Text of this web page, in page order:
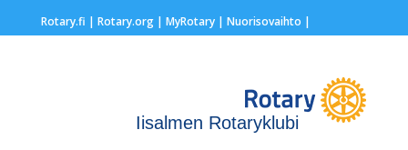
Rotary.fi | Rotary.org| MyRotary | Nuorisovaihto |
Iisalmen Rotaryklubi